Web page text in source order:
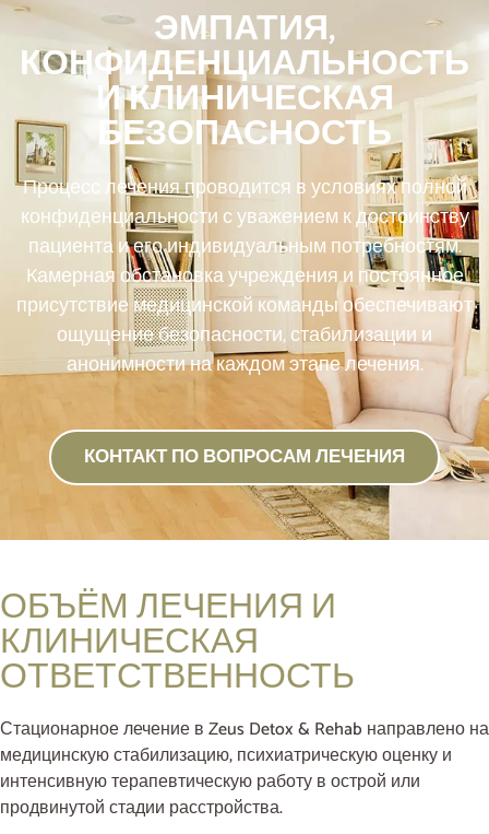
ЭМПАТИЯ,
КОНФИДЕНЦИАЛЬНОСТЬ
И КЛИНИЧЕСКАЯ
БЕЗОПАСНОСТЬ
Процесс лечения проводится в условиях полной
конфиденциальности с уважением к достоинству
пациента и его индивидуальным потребностям.
Камерная обстановка учреждения и постоянное
присутствие медицинской команды обеспечивают
ощущение безопасности, стабилизации и
анонимности на каждом этапе лечения.
КОНТАКТ ПО ВОПРОСАМ ЛЕЧЕНИЯ
ОБЪЁМ ЛЕЧЕНИЯ И
КЛИНИЧЕСКАЯ
ОТВЕТСТВЕННОСТЬ
Стационарное лечение в Zeus Detox & Rehab направлено на
медицинскую стабилизацию, психиатрическую оценку и
интенсивную терапевтическую работу в острой или
продвинутой стадии расстройства.